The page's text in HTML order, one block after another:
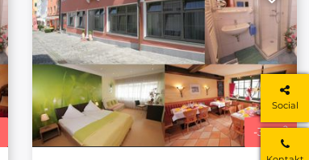
Social
-35%2